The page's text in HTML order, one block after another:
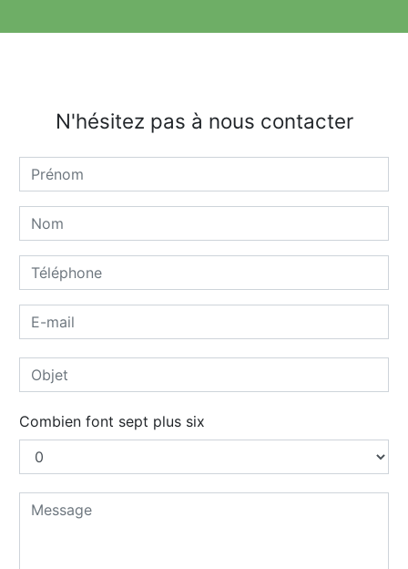
N'hésitez pas à nous contacter
Combien font sept plus six